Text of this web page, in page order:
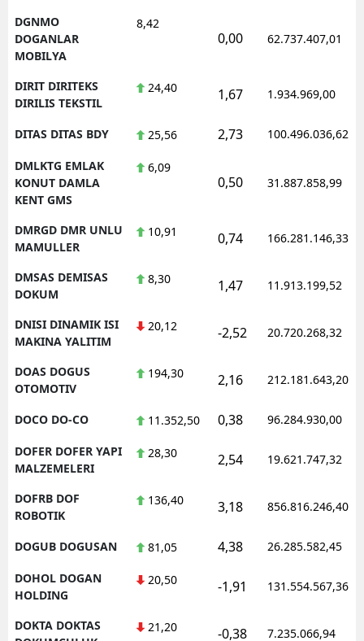
DGNMO
DOGANLAR
MOBILYA
8,42
0,00 62.737.407,01
DIRIT DIRITEKS
DIRILIS TEKSTIL
24,40 1,67 1.934.969,00
DITAS DITAS BDY 25,56 2,73 100.496.036,62
DMLKTG EMLAK
KONUT DAMLA
KENT GMS
6,09
0,50 31.887.858,99
DMRGD DMR UNLU
MAMULLER
10,91 0,74 166.281.146,33
DMSAS DEMISAS
DOKUM
8,30 1,47 11.913.199,52
DNISI DINAMIK ISI
MAKINA YALITIM
20,12 -2,52 20.720.268,32
DOAS DOGUS
OTOMOTIV
194,30 2,16 212.181.643,20
DOCO DO-CO 11.352,50 0,38 96.284.930,00
DOFER DOFER YAPI
MALZEMELERI
28,30 2,54 19.621.747,32
DOFRB DOF
ROBOTIK
136,40 3,18 856.816.246,40
DOGUB DOGUSAN 81,05 4,38 26.285.582,45
DOHOL DOGAN
HOLDING
20,50 -1,91 131.554.567,36
DOKTA DOKTAS
21,20 -0,38 7.235.066,94